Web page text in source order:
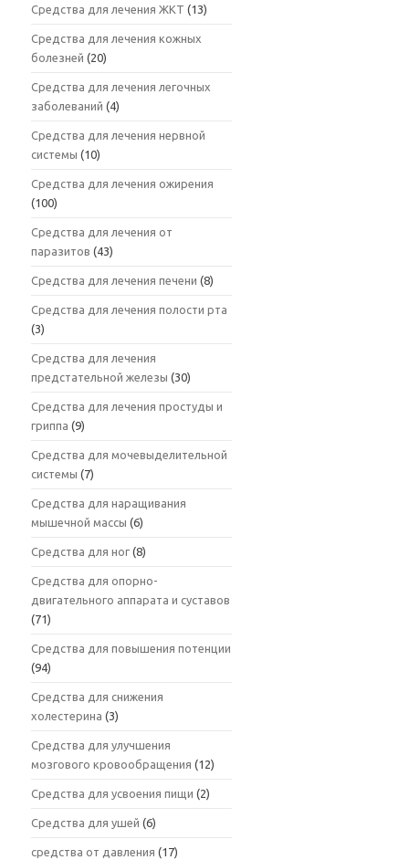
Средства для лечения ЖКТ (13)
Средства для лечения кожных
болезней (20)
Средства для лечения легочных
заболеваний (4)
Средства для лечения нервной
системы (10)
Средства для лечения ожирения
(100)
Средства для лечения от
паразитов (43)
Средства для лечения печени (8)
Средства для лечения полости рта
(3)
Средства для лечения
предстательной железы (30)
Средства для лечения простуды и
гриппа (9)
Средства для мочевыделительной
системы (7)
Средства для наращивания
мышечной массы (6)
Средства для ног (8)
Средства для опорно-
двигательного аппарата и суставов
(71)
Средства для повышения потенции
(94)
Средства для снижения
холестерина (3)
Средства для улучшения
мозгового кровообращения (12)
Средства для усвоения пищи (2)
Средства для ушей (6)
средства от давления (17)